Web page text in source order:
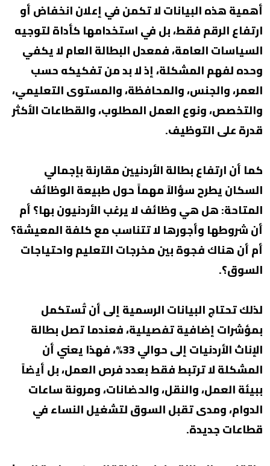
أهمية هذه البيانات لا تكمن في إعلان انخفاض أو
ارتفاع الرقم فقط، بل في استخدامها كأداة لتوجيه
السياسات العامة، فمعدل البطالة العام لا يكفي
وحده لفهم المشكلة، إذ لا بد من تفكيكه حسب
العمر، والجنس، والمحافظة، والمستوى التعليمي،
والتخصص، ونوع العمل المطلوب، والقطاعات الأكثر
قدرة على التوظيف.
كما أن ارتفاع بطالة الأردنيين مقارنة بإجمالي
السكان يطرح سؤالاً مهماً حول طبيعة الوظائف
المتاحة: هل هي وظائف لا يرغب الأردنيون بها؟ أم
أن شروطها وأجورها لا تتناسب مع كلفة المعيشة؟
أم أن هناك فجوة بين مخرجات التعليم واحتياجات
السوق؟.
لذلك تحتاج البيانات الرسمية إلى أن تُستكمل
بمؤشرات إضافية تفصيلية، فعندما تصل بطالة
الإناث الأردنيات إلى حوالي 33%، فهذا يعني أن
المشكلة لا ترتبط فقط بعدد فرص العمل، بل أيضاً
ببيئة العمل، والنقل، والحضانات، ومرونة ساعات
الدوام، ومدى تقبل السوق لتشغيل النساء في
قطاعات جديدة.